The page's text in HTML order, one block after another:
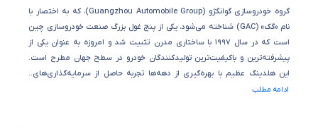
گروه خودروسازی گوانگژو (Guangzhou Automobile Group)، که به اختصار با
نام «گک» (GAC) شناخته می‌شود، یکی از پنج غول بزرگ صنعت خودروسازی چین
است که در سال ۱۹۹۷ با ساختاری مدرن تثبیت شد و امروزه به عنوان یکی از
پیشرفته‌ترین و باکیفیت‌ترین تولیدکنندگان خودرو در سطح جهان مطرح است.
این هلدینگ عظیم با بهره‌گیری از دهه‌ها تجربه حاصل از سرمایه‌گذاری‌های..
ادامه مطلب